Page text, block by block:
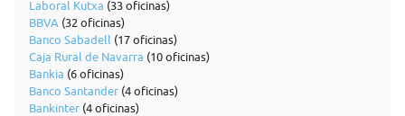
Laboral Kutxa (33 oficinas)
BBVA (32 oficinas)
Banco Sabadell (17 oficinas)
Caja Rural de Navarra (10 oficinas)
Bankia (6 oficinas)
Banco Santander (4 oficinas)
Bankinter (4 oficinas)